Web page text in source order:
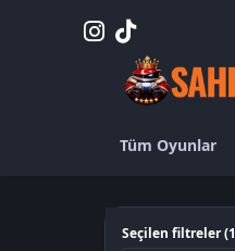
Tüm Oyunlar
Seçilen filtreler (1